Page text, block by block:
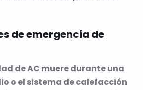
de emergencia de
de AC muere durante una
o el sistema de calefacción